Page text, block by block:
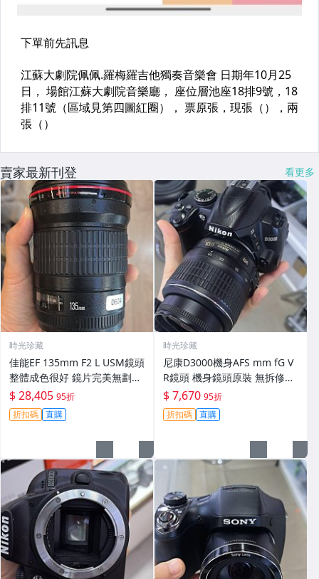
賣家最新刊登 看更多
時光珍藏
佳能EF 135mm F2 L USM鏡頭
整體成色很好 鏡片完美無劃痕
功能一切正常 無拆修無-3430
$ 28,405 95折
折扣碼 直購
時光珍藏
尼康D3000機身AFS mm fG V
R鏡頭 機身鏡頭原裝 無拆修無
翻新 有輕微使用痕跡 鏡頭-34
30
$ 7,670 95折
折扣碼 直購